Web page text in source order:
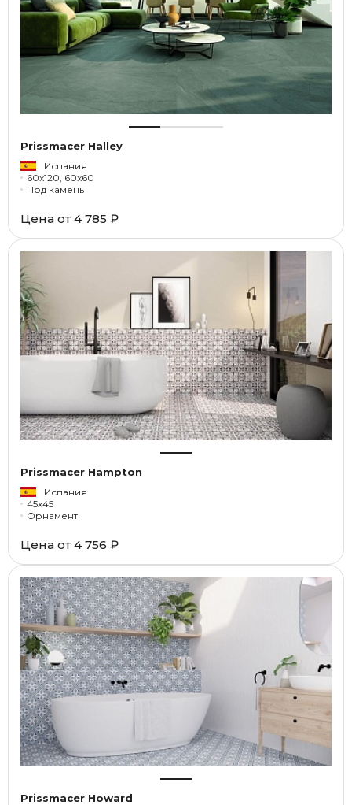
Prissmacer Halley
Испания
60x120, 60x60
Под камень
Цена от 4 785 ₽
Prissmacer Hampton
Испания
45x45
Орнамент
Цена от 4 756 ₽
Prissmacer Howard